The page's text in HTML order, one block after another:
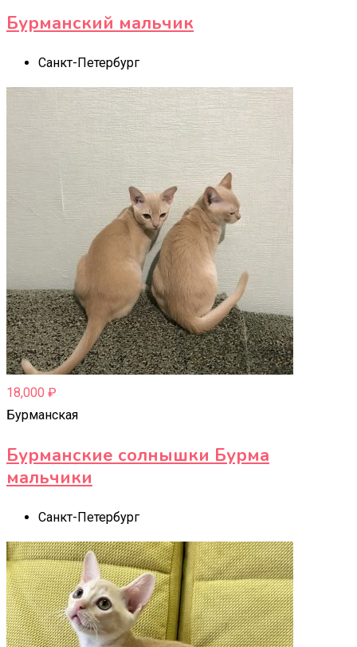
Бурманский мальчик
Санкт-Петербург
18,000 ₽
Бурманская
Бурманские солнышки Бурма
мальчики
Санкт-Петербург